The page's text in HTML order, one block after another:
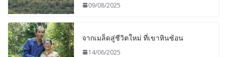
09/08/2025
จากเมล็ดสู่ชีวิตใหม่ ที่เขาหินซ้อน
14/06/2025